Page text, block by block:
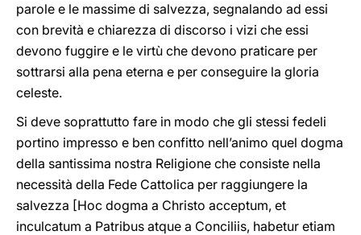
parole e le massime di salvezza, segnalando ad essi
con brevità e chiarezza di discorso i vizi che essi
devono fuggire e le virtù che devono praticare per
sottrarsi alla pena eterna e per conseguire la gloria
celeste.
Si deve soprattutto fare in modo che gli stessi fedeli
portino impresso e ben confitto nell’animo quel dogma
della santissima nostra Religione che consiste nella
necessità della Fede Cattolica per raggiungere la
salvezza [Hoc dogma a Christo acceptum, et
inculcatum a Patribus atque a Conciliis, habetur etiam